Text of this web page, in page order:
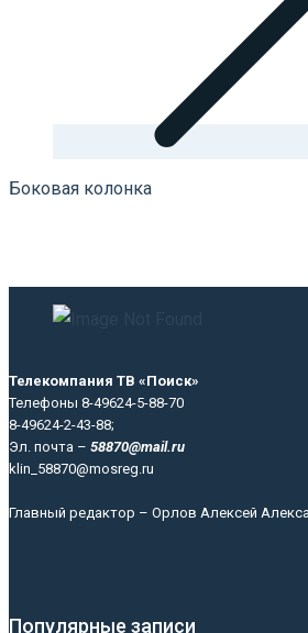
Боковая колонка
Телекомпания ТВ «Поиск»
Телефоны 8-49624-5-88-70
8-49624-2-43-88;
Эл. почта – 58870@mail.ru
klin_58870@mosreg.ru
Главный редактор – Орлов Алексей
Популярные записи